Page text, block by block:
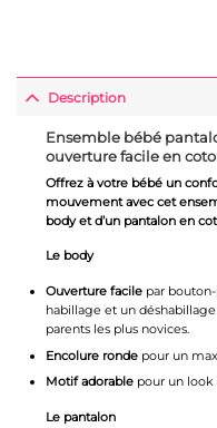
Description
Ensemble bébé
ouverture facile en
Offrez à votre bébé un
mouvement avec cet
body et d’un pantalon en
Le body
Ouverture facilepar bouton-
habillage et un
parents les plus novices.
Encolure rondepour un
Motif adorablepour un look
Le pantalon